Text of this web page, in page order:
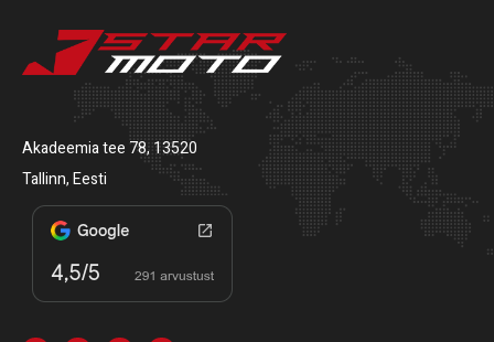
Akadeemia tee 78, 13520
Tallinn, Eesti